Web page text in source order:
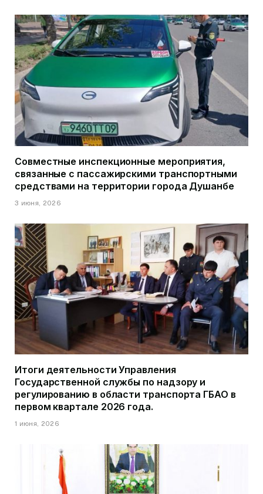
Совместные инспекционные мероприятия,
связанные с пассажирскими транспортными
средствами на территории города Душанбе
3 июня, 2026
Итоги деятельности Управления
Государственной службы по надзору и
регулированию в области транспорта ГБАО в
первом квартале 2026 года.
1 июня, 2026